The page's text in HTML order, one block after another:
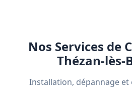
Nos Services de
Thézan-lès-
Installation, dépannage